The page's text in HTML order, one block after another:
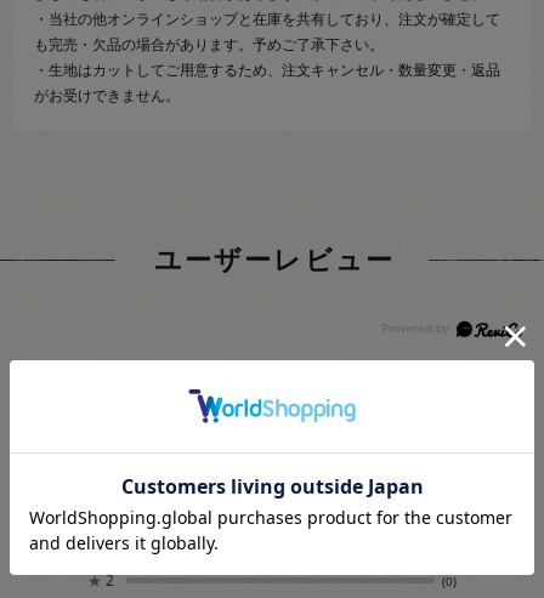
・当社の他オンラインショップと在庫を共有しており、注文が確定して
も完売・欠品の場合があります。予めご了承下さい。
・生地はカットしてご用意するため、注文キャンセル・数量変更・返品
がお受けできません。
ユーザーレビュー
3.0
★4 (0)
★3
★2 (0)